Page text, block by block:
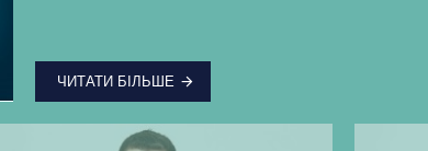
ЧИТАТИ БІЛЬШЕ